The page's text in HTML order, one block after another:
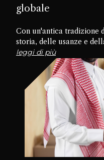
globale
Con un'antica tradizione
storia, delle usanze e
è la culla della cultura
tradizioni, le pratiche e
quotidiana per capire
apprezzato in questa
mediorientale alla
leggi di più